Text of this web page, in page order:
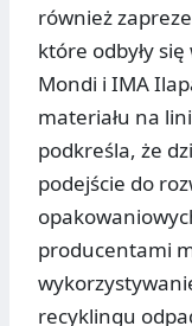
również
które odbyły
Mondi i IMA
materiału na
podkreśla, że
podejście do
producentami
recyklingu